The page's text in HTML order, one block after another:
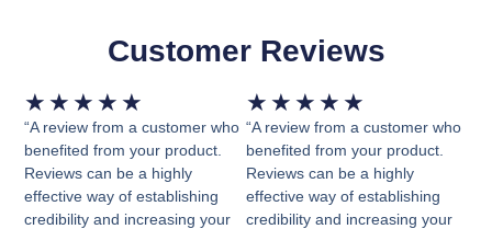
Customer Reviews
★ ★ ★ ★ ★
con
5
de
5
“A review from a customer who
benefited from your product.
Reviews can be a highly
effective way of establishing
credibility and increasing your
★ ★ ★ ★ ★
con
5
de
5
“A review from a customer who
benefited from your product.
Reviews can be a highly
effective way of establishing
credibility and increasing your